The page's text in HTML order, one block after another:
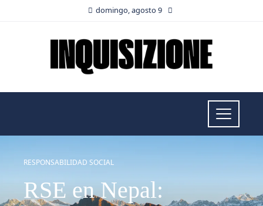
domingo, agosto 9
RESPONSABILIDAD SOCIAL
RSE en Nepal: